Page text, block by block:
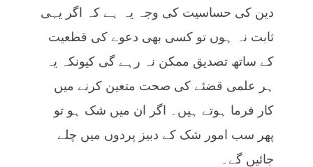
دین کی حساسیت کی وجہ یہ ہے کہ اگر یہی
ثابت نہ ہوں تو کسی بھی دعوے کی قطعیت
کے ساتھ تصدیق ممکن نہ رہے گی کیونکہ یہ
ہر علمی قضئے کی صحت متعین کرنے میں
کار فرما ہوتے ہیں۔ اگر ان میں شک ہو تو
پھر سب امور شک کے دبیز پردوں میں چلے
جائیں گے۔